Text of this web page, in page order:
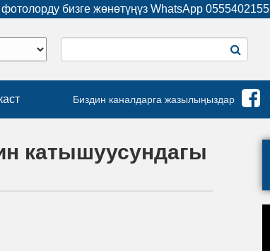
бизге жөнөтүңүз WhatsApp 0555402155
Биздин каналдарга жазылыңыздар
катышуусундагы